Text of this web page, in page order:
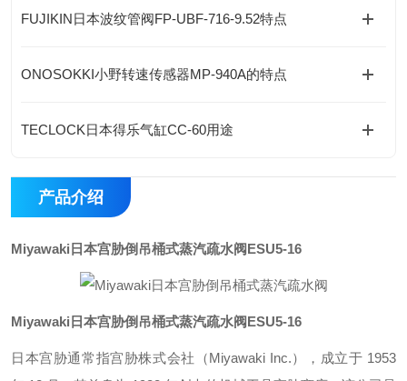
FUJIKIN日本波纹管阀FP-UBF-716-9.52特点
ONOSOKKI小野转速传感器MP-940A的特点
TECLOCK日本得乐气缸CC-60用途
产品介绍
Miyawaki日本宫胁倒吊桶式蒸汽疏水阀ESU5-16
Miyawaki日本宫胁倒吊桶式蒸汽疏水阀ESU5-16
日本宫胁通常指宫胁株式会社（Miyawaki Inc.），成立于 1953